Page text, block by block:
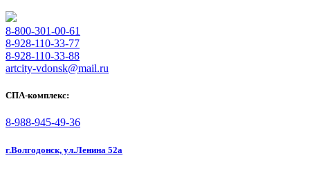
8-800-301-00-61
8-928-110-33-77
8-928-110-33-88
artcity-vdonsk@mail.ru
СПА-комплекс:
8-988-945-49-36
г.Волгодонск, ул.Ленина 52а